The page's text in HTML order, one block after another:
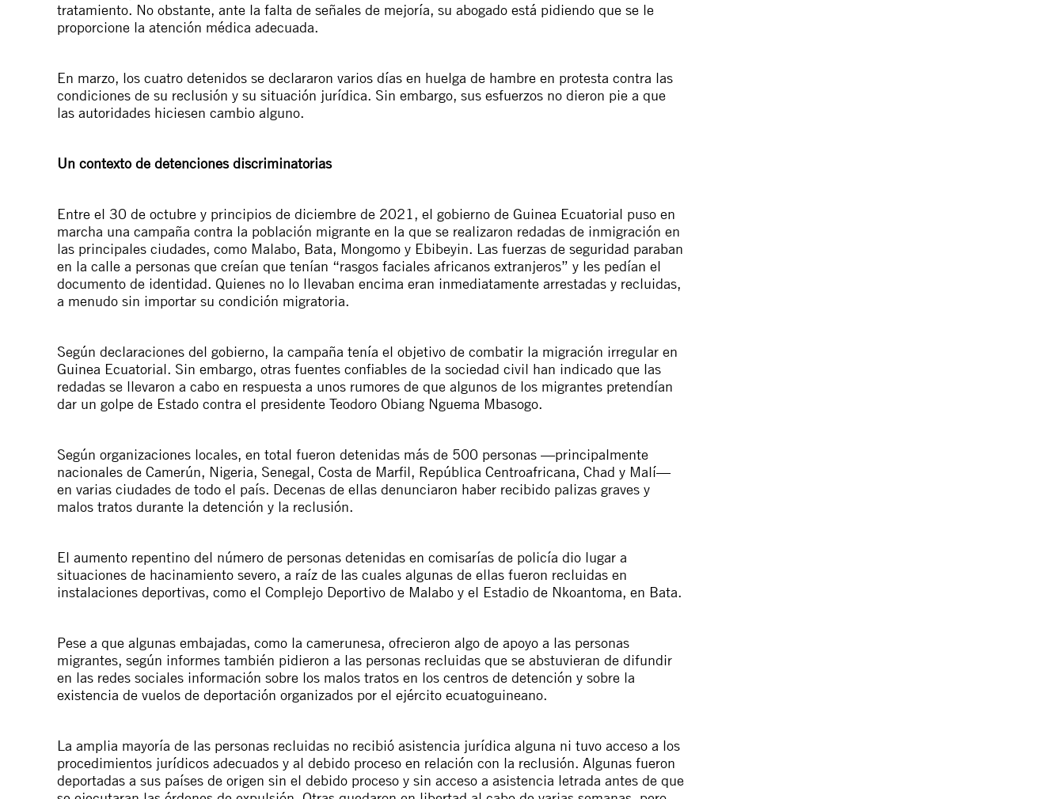
tratamiento. No obstante, ante la falta de señales de mejoría, su abogado está pidiendo que se le
proporcione la atención médica adecuada.
En marzo, los cuatro detenidos se declararon varios días en huelga de hambre en protesta contra las
condiciones de su reclusión y su situación jurídica. Sin embargo, sus esfuerzos no dieron pie a que
las autoridades hiciesen cambio alguno.
Un contexto de detenciones discriminatorias
Entre el 30 de octubre y principios de diciembre de 2021, el gobierno de Guinea Ecuatorial puso en
marcha una campaña contra la población migrante en la que se realizaron redadas de inmigración en
las principales ciudades, como Malabo, Bata, Mongomo y Ebibeyin. Las fuerzas de seguridad paraban
en la calle a personas que creían que tenían “rasgos faciales africanos extranjeros” y les pedían el
documento de identidad. Quienes no lo llevaban encima eran inmediatamente arrestadas y recluidas,
a menudo sin importar su condición migratoria.
Según declaraciones del gobierno, la campaña tenía el objetivo de combatir la migración irregular en
Guinea Ecuatorial. Sin embargo, otras fuentes confiables de la sociedad civil han indicado que las
redadas se llevaron a cabo en respuesta a unos rumores de que algunos de los migrantes pretendían
dar un golpe de Estado contra el presidente Teodoro Obiang Nguema Mbasogo.
Según organizaciones locales, en total fueron detenidas más de 500 personas —principalmente
nacionales de Camerún, Nigeria, Senegal, Costa de Marfil, República Centroafricana, Chad y Malí—
en varias ciudades de todo el país. Decenas de ellas denunciaron haber recibido palizas graves y
malos tratos durante la detención y la reclusión.
El aumento repentino del número de personas detenidas en comisarías de policía dio lugar a
situaciones de hacinamiento severo, a raíz de las cuales algunas de ellas fueron recluidas en
instalaciones deportivas, como el Complejo Deportivo de Malabo y el Estadio de Nkoantoma, en Bata.
Pese a que algunas embajadas, como la camerunesa, ofrecieron algo de apoyo a las personas
migrantes, según informes también pidieron a las personas recluidas que se abstuvieran de difundir
en las redes sociales información sobre los malos tratos en los centros de detención y sobre la
existencia de vuelos de deportación organizados por el ejército ecuatoguineano.
La amplia mayoría de las personas recluidas no recibió asistencia jurídica alguna ni tuvo acceso a los
procedimientos jurídicos adecuados y al debido proceso en relación con la reclusión. Algunas fueron
deportadas a sus países de origen sin el debido proceso y sin acceso a asistencia letrada antes de que